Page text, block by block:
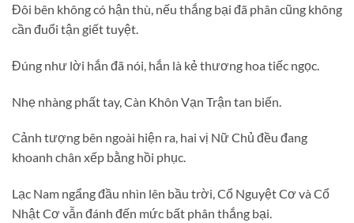
Đôi bên không có hận thù, nếu thắng bại đã phân cũng không
cần đuổi tận giết tuyệt.
Đúng như lời hắn đã nói, hắn là kẻ thương hoa tiếc ngọc.
Nhẹ nhàng phất tay, Càn Khôn Vạn Trận tan biến.
Cảnh tượng bên ngoài hiện ra, hai vị Nữ Chủ đều đang
khoanh chân xếp bằng hồi phục.
Lạc Nam ngẩng đầu nhìn lên bầu trời, Cổ Nguyệt Cơ và Cổ
Nhật Cơ vẫn đánh đến mức bất phân thắng bại.